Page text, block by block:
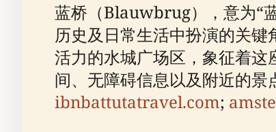
蓝桥（Blauwbrug），意为“
历史及日常生活中扮演的关
活力的水城广场区，象征着
间、无障碍信息以及附近的
ibnbattutatravel.com;